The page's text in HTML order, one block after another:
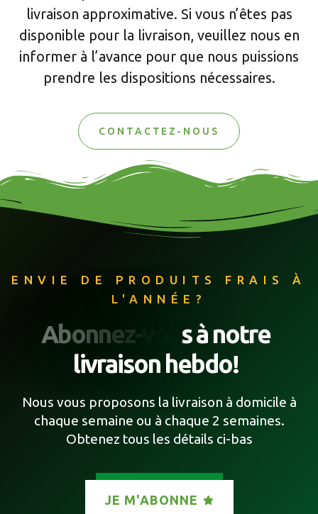
livraison approximative. Si vous n’êtes pas
disponible pour la livraison, veuillez nous en
informer à l’avance pour que nous puissions
prendre les dispositions nécessaires.
CONTACTEZ-NOUS
ENVIE DE PRODUITS FRAIS À
L'ANNÉE?
Abonnez- sà notre
livraison hebdo!
Nous vous proposons la livraison à domicile à
chaque semaine ou à chaque 2 semaines.
Obtenez tous les détails ci-bas
JE M'ABONNE